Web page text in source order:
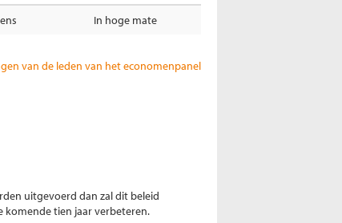
In hoge mate
van de leden van het economenpanel
uitgevoerd dan zal dit beleid
komende tien jaar verbeteren.